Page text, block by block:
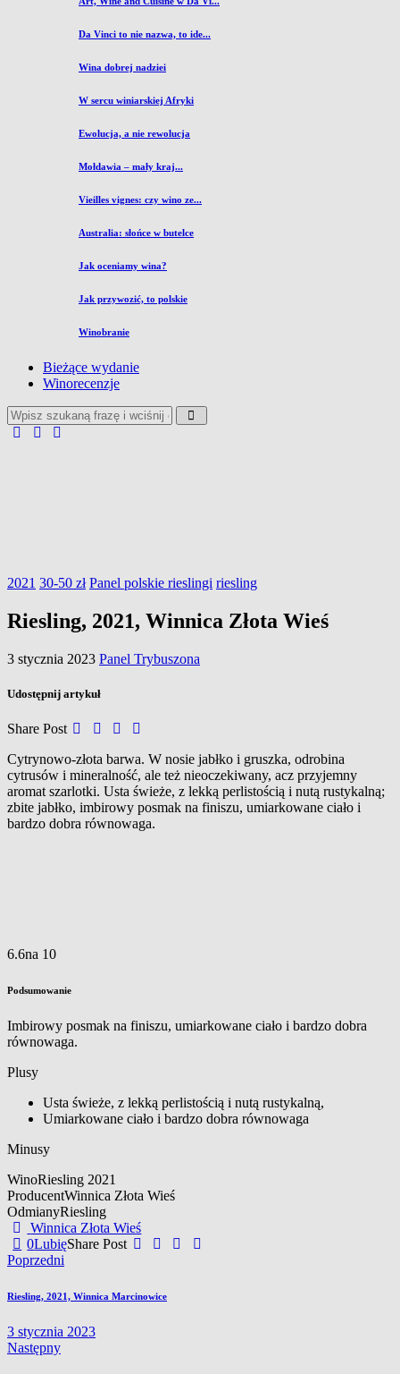
Da Vinci to nie nazwa, to ide...
Wina dobrej nadziei
W sercu winiarskiej Afryki
Ewolucja, a nie rewolucja
Mołdawia – mały kraj...
Vieilles vignes: czy wino ze...
Australia: słońce w butelce
Jak oceniamy wina?
Jak przywozić, to polskie
Winobranie
Bieżące wydanie
Winorecenzje
2021 30-50 zł Panel polskie rieslingi riesling
Riesling, 2021, Winnica Złota Wieś
3 stycznia 2023 Panel Trybuszona
Udostępnij artykuł
Share Post
Cytrynowo-złota barwa. W nosie jabłko i gruszka, odrobina
cytrusów i mineralność, ale też nieoczekiwany, acz przyjemny
aromat szarlotki. Usta świeże, z lekką perlistością i nutą rustykalną;
zbite jabłko, imbirowy posmak na finiszu, umiarkowane ciało i
bardzo dobra równowaga.
6.6na 10
Podsumowanie
Imbirowy posmak na finiszu, umiarkowane ciało i bardzo dobra
równowaga.
Plusy
Usta świeże, z lekką perlistością i nutą rustykalną,
Umiarkowane ciało i bardzo dobra równowaga
Minusy
WinoRiesling 2021
ProducentWinnica Złota Wieś
OdmianyRiesling
Winnica Złota Wieś
0LubięShare Post
Nawigacja
wpisu
Poprzedni
Riesling, 2021, Winnica Marcinowice
3 stycznia 2023
Następny